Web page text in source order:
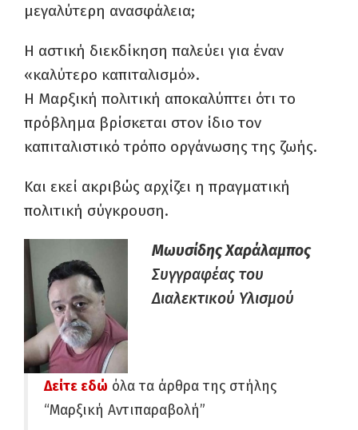
μεγαλύτερη ανασφάλεια;
Η αστική διεκδίκηση παλεύει για έναν
«καλύτερο καπιταλισμό».
Η Μαρξική πολιτική αποκαλύπτει ότι το
πρόβλημα βρίσκεται στον ίδιο τον
καπιταλιστικό τρόπο οργάνωσης της ζωής.
Και εκεί ακριβώς αρχίζει η πραγματική
πολιτική σύγκρουση.
Μωυσίδης Χαράλαμπος
Συγγραφέας του
Διαλεκτικού Υλισμού
Δείτε εδώ όλα τα άρθρα της στήλης
“Μαρξική Αντιπαραβολή”